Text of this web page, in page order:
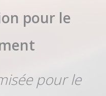
pour le
pour le